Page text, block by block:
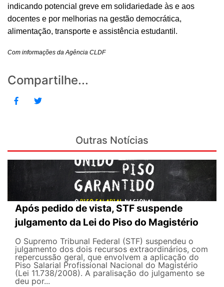
indicando potencial greve em solidariedade às e aos
docentes e por melhorias na gestão democrática,
alimentação, transporte e assistência estudantil.
Com informações da Agência CLDF
Compartilhe...
Outras Notícias
Após pedido de vista, STF suspende
julgamento da Lei do Piso do Magistério
O Supremo Tribunal Federal (STF) suspendeu o
julgamento dos dois recursos extraordinários, com
repercussão geral, que envolvem a aplicação do
Piso Salarial Profissional Nacional do Magistério
(Lei 11.738/2008). A paralisação do julgamento se
deu por...